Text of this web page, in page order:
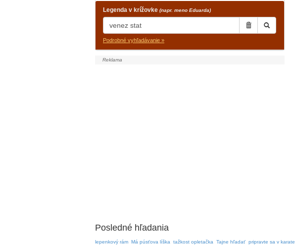
Legenda v krížovke (napr. meno Eduarda)
Podrobné vyhľadávanie »
Posledné hľadania
lepenkový rám Má púsťova líška tažkost opletačka Tajne hľadať pripravte sa v karate